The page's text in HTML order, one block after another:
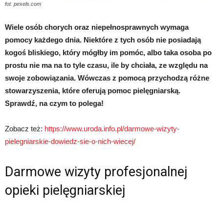
fot. pexels.com
Wiele osób chorych oraz niepełnosprawnych wymaga
pomocy każdego dnia. Niektóre z tych osób nie posiadają
kogoś bliskiego, który mógłby im pomóc, albo taka osoba po
prostu nie ma na to tyle czasu, ile by chciała, ze względu na
swoje zobowiązania. Wówczas z pomocą przychodzą różne
stowarzyszenia, które oferują pomoc pielęgniarską.
Sprawdź, na czym to polega!
Zobacz też: https://www.uroda.info.pl/darmowe-wizyty-
pielegniarskie-dowiedz-sie-o-nich-wiecej/
Darmowe wizyty profesjonalnej
opieki pielęgniarskiej